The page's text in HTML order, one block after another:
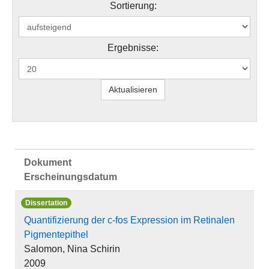
Sortierung:
Ergebnisse:
Dokument
Erscheinungsdatum
Dissertation
Quantifizierung der c-fos Expression im Retinalen
Pigmentepithel
Salomon, Nina Schirin
2009